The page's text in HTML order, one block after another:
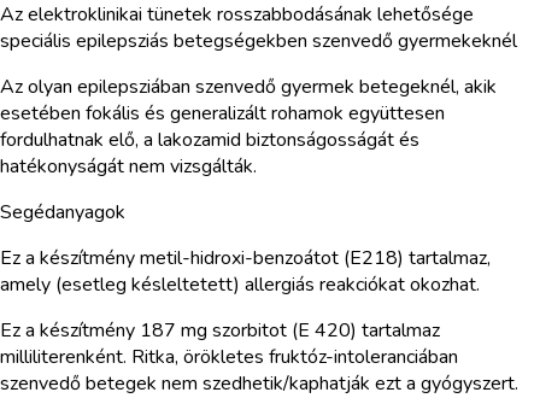
Az elektroklinikai tünetek rosszabbodásának lehetősége
speciális epilepsziás betegségekben szenvedő gyermekeknél
Az olyan epilepsziában szenvedő gyermek betegeknél, akik
esetében fokális és generalizált rohamok együttesen
fordulhatnak elő, a lakozamid biztonságosságát és
hatékonyságát nem vizsgálták.
Segédanyagok
Ez a készítmény metil-hidroxi-benzoátot (E218) tartalmaz,
amely (esetleg késleltetett) allergiás reakciókat okozhat.
Ez a készítmény 187 mg szorbitot (E 420) tartalmaz
milliliterenként. Ritka, örökletes fruktóz-intoleranciában
szenvedő betegek nem szedhetik/kaphatják ezt a gyógyszert.